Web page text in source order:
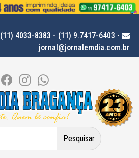
(11) 4033-8383 - (11) 9.7417-6403 -
jornal@jornalemdia.com.br